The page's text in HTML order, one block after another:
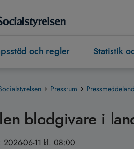
och regler Statistik
Pressrum
blodgivare i
2026-06-11 kl. 08:00